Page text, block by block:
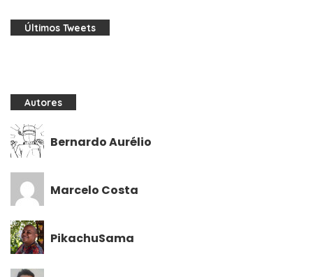
Últimos Tweets
Autores
Bernardo Aurélio
Marcelo Costa
PikachuSama